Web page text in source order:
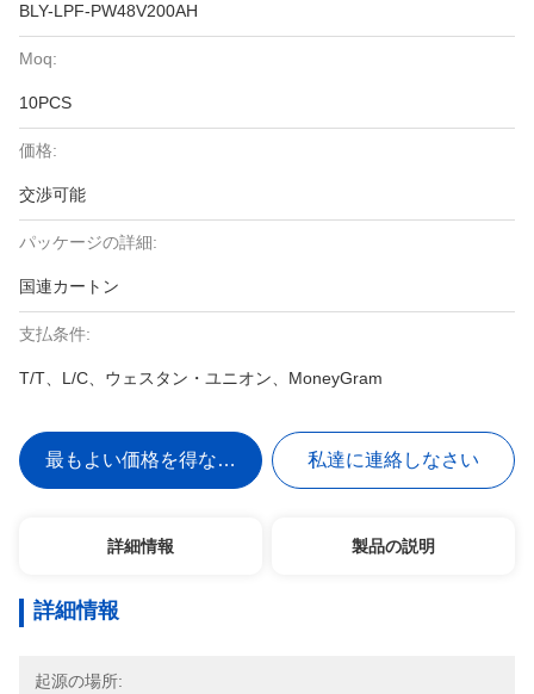
BLY-LPF-PW48V200AH
Moq:
10PCS
価格:
交渉可能
パッケージの詳細:
国連カートン
支払条件:
T/T、L/C、ウェスタン・ユニオン、MoneyGram
最もよい価格を得なさい 私達に連絡しなさい
詳細情報 製品の説明
詳細情報
起源の場所: